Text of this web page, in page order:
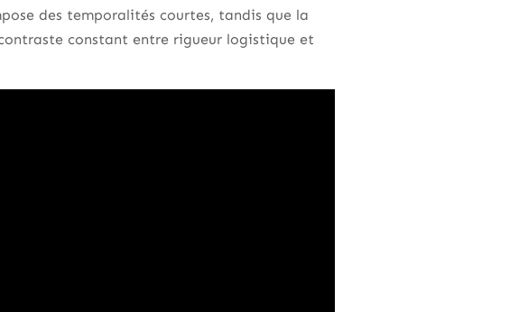
des temporalités courtes, tandis que la
constant entre rigueur logistique et